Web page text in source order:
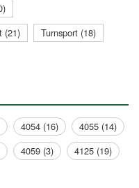
(21)
Turnsport (18)
4054 (16)
4055 (14)
4059 (3)
4125 (19)